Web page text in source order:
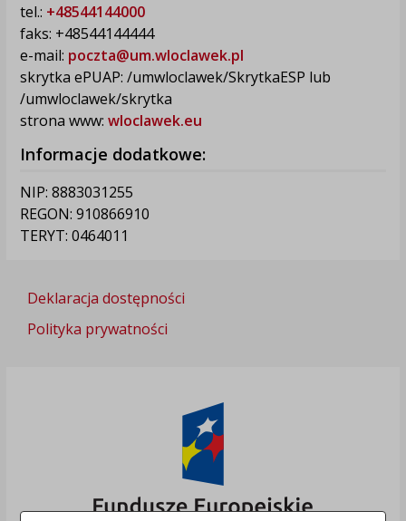
tel.: +48544144000
faks: +48544144444
e-mail: poczta@um.wloclawek.pl
skrytka ePUAP: /umwloclawek/SkrytkaESP lub
/umwloclawek/skrytka
strona www: wloclawek.eu
Informacje dodatkowe:
NIP: 8883031255
REGON: 910866910
TERYT: 0464011
Deklaracja dostępności
Polityka prywatności